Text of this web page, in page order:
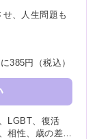
、人生問題も
385円（税込）
LGBT、復活
相性、歳の差、